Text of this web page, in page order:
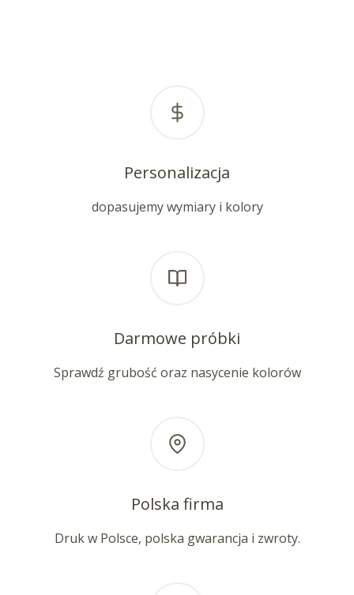
Personalizacja
dopasujemy wymiary i kolory
Darmowe próbki
Sprawdź grubość oraz nasycenie kolorów
Polska firma
Druk w Polsce, polska gwarancja i zwroty.